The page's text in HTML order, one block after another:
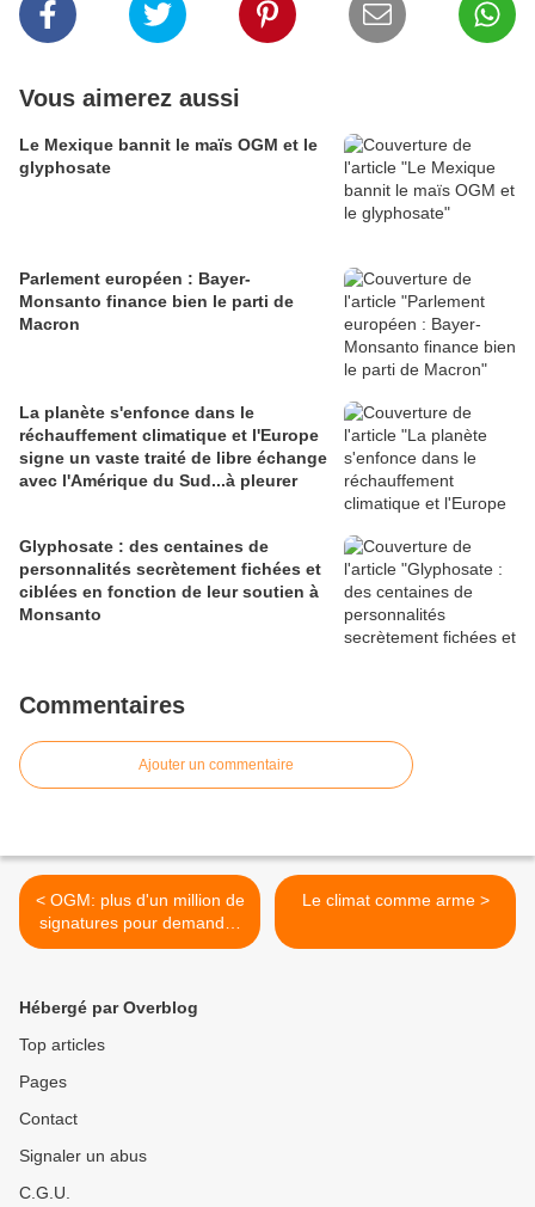
Vous aimerez aussi
Le Mexique bannit le maïs OGM et le
glyphosate
Parlement européen : Bayer-
Monsanto finance bien le parti de
Macron
La planète s'enfonce dans le
réchauffement climatique et l'Europe
signe un vaste traité de libre échange
avec l'Amérique du Sud...à pleurer
Glyphosate : des centaines de
personnalités secrètement fichées et
ciblées en fonction de leur soutien à
Monsanto
Commentaires
Ajouter un commentaire
< OGM: plus d'un million de
signatures pour demander
l'arrêt des autorisations
Le climat comme arme >
Hébergé par Overblog
Top articles
Pages
Contact
Signaler un abus
C.G.U.